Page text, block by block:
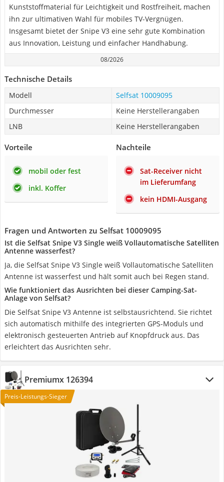
Kunststoffmaterial für Leichtigkeit und Rostfreiheit, machen
ihn zur ultimativen Wahl für mobiles TV-Vergnügen.
Insgesamt bietet der Snipe V3 eine sehr gute Kombination
aus Innovation, Leistung und einfacher Handhabung.
08/2026
Technische Details
Modell
Selfsat 10009095
Durchmesser
Keine Herstellerangaben
LNB
Keine Herstellerangaben
Vorteile
mobil oder fest
inkl. Koffer
Nachteile
Sat-Receiver nicht
im Lieferumfang
kein HDMI-Ausgang
Fragen und Antworten zu Selfsat 10009095
Ist die Selfsat Snipe V3 Single weiß Vollautomatische Satelliten
Antenne wasserfest?
Ja, die Selfsat Snipe V3 Single weiß Vollautomatische Satelliten
Antenne ist wasserfest und hält somit auch bei Regen stand.
Wie funktioniert das Ausrichten bei dieser Camping-Sat-
Anlage von Selfsat?
Die Selfsat Snipe V3 Antenne ist selbstausrichtend. Sie richtet
sich automatisch mithilfe des integrierten GPS-Moduls und
elektronisch gesteuerten Antrieb auf Knopfdruck aus. Das
erleichtert das Ausrichten sehr.
Premiumx 126394
Preis-Leistungs-Sieger